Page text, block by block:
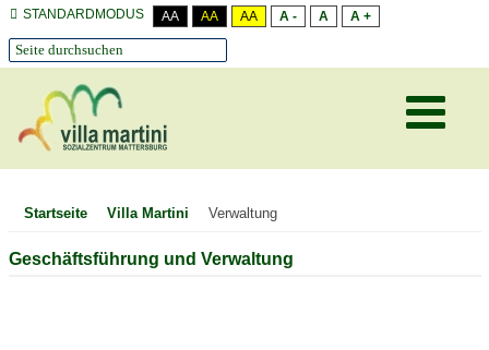
STANDARDMODUS AA AA AA A - A A +
Startseite Villa Martini Verwaltung
Geschäftsführung und Verwaltung